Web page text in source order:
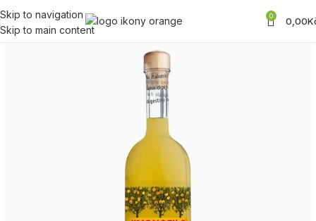
Skip to navigation
Skip to main content
0 0,00